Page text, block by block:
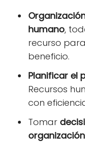
humano,
recurso
beneficio.
Planificar el
Recursos
con
Tomar